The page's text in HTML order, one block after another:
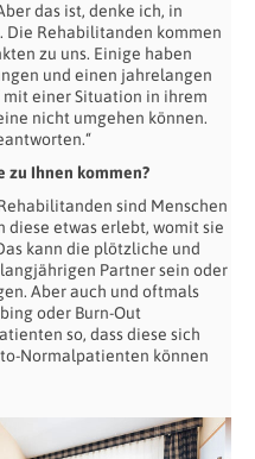
das ist, denke ich, in
Die Rehabilitanden kommen
zu uns. Einige haben
und einen jahrelangen
mit einer Situation in ihrem
nicht umgehen können.
zu Ihnen kommen?
sind Menschen
diese etwas erlebt, womit sie
kann die plötzliche und
Partner sein oder
Aber auch und oftmals
oder Burn-Out
so, dass diese sich
Normalpatienten können